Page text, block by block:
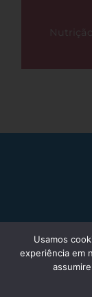
Nutrição
© Einstein
Usamos
experiência em